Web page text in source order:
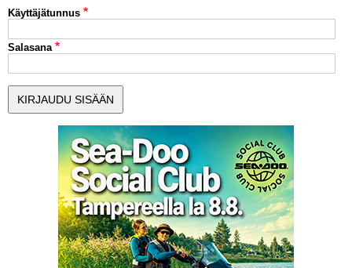
LUE DIGILEHDET
ASIAKASPALVELU JA
OHJEET
MEDIATIEDOT
YHTEYSTIEDOT
Käyttäjätunnus
Salasana